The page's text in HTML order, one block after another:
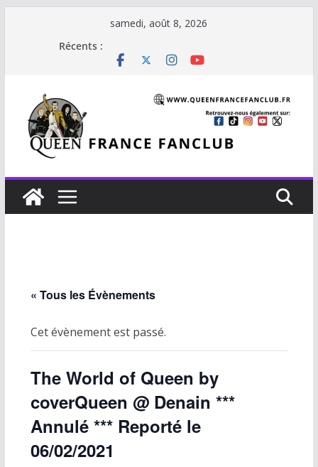
samedi, août 8, 2026
Récents :
« Tous les Évènements
Cet évènement est passé.
The World of Queen by
coverQueen @ Denain ***
Annulé *** Reporté le
06/02/2021